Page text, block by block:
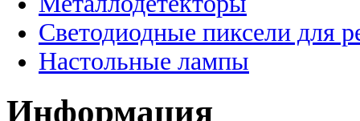
Светодиодные пиксели для
Настольные лампы
Информация